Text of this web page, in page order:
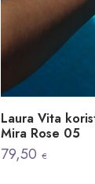
Laura Vita
Mira Rose 05
79,50 €